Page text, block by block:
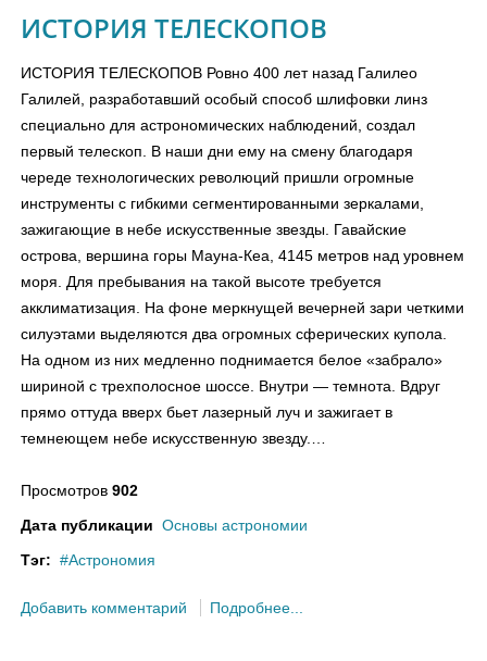
ИСТОРИЯ ТЕЛЕСКОПОВ
ИСТОРИЯ ТЕЛЕСКОПОВ Ровно 400 лет назад Галилео
Галилей, разработавший особый способ шлифовки линз
специально для астрономических наблюдений, создал
первый телескоп. В наши дни ему на смену благодаря
череде технологических революций пришли огромные
инструменты с гибкими сегментированными зеркалами,
зажигающие в небе искусственные звезды. Гавайские
острова, вершина горы Мауна-Кеа, 4145 метров над уровнем
моря. Для пребывания на такой высоте требуется
акклиматизация. На фоне меркнущей вечерней зари четкими
силуэтами выделяются два огромных сферических купола.
На одном из них медленно поднимается белое «забрало»
шириной с трехполосное шоссе. Внутри — темнота. Вдруг
прямо оттуда вверх бьет лазерный луч и зажигает в
темнеющем небе искусственную звезду.…
Просмотров 902
Дата публикации Основы астрономии
Тэг:
Астрономия
Добавить комментарий Подробнее...